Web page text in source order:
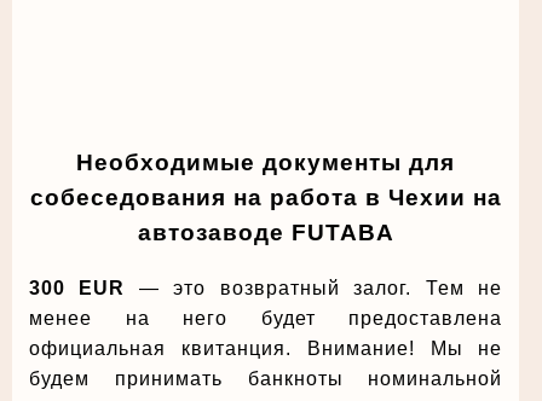
Необходимые документы для
собеседования на работа в Чехии на
автозаводе FUTABA
300 EUR
— это возвратный залог. Тем не
менее на него будет предоставлена
официальная квитанция. Внимание! Мы не
будем принимать банкноты номинальной